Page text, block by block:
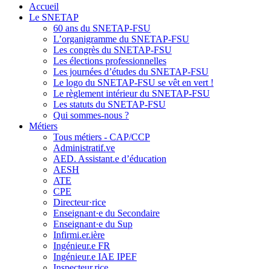
Accueil
Le SNETAP
60 ans du SNETAP-FSU
L’organigramme du SNETAP-FSU
Les congrès du SNETAP-FSU
Les élections professionnelles
Les journées d’études du SNETAP-FSU
Le logo du SNETAP-FSU se vêt en vert !
Le règlement intérieur du SNETAP-FSU
Les statuts du SNETAP-FSU
Qui sommes-nous ?
Métiers
Tous métiers - CAP/CCP
Administratif.ve
AED. Assistant.e d’éducation
AESH
ATE
CPE
Directeur·rice
Enseignant·e du Secondaire
Enseignant·e du Sup
Infirmi.er.ière
Ingénieur.e FR
Ingénieur.e IAE IPEF